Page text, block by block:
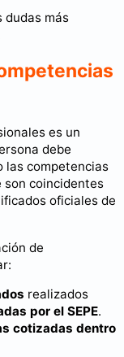
dudas más
es un
debe
las competencias
son coincidentes
oficiales de
de
realizados
por el SEPE.
cotizadas dentro